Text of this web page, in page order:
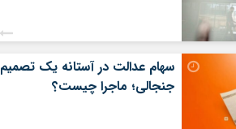
سهام عدالت در آستانه یک تصمیم
جنجالی؛ ماجرا چیست؟